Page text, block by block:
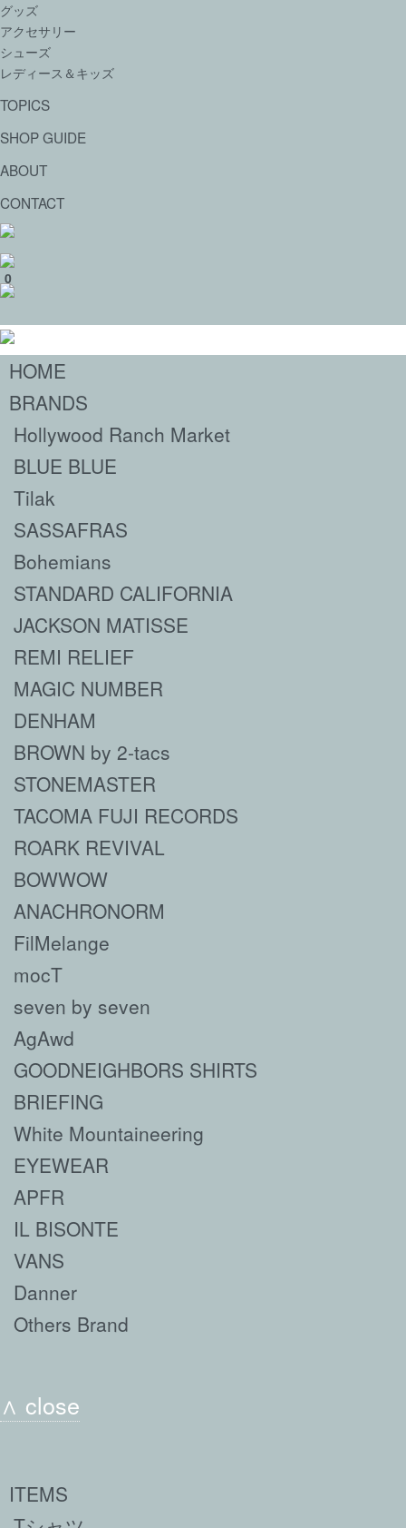
グッズ
アクセサリー
シューズ
レディース＆キッズ
TOPICS
SHOP GUIDE
ABOUT
CONTACT
0
HOME
BRANDS
Hollywood Ranch Market
BLUE BLUE
Tilak
SASSAFRAS
Bohemians
STANDARD CALIFORNIA
JACKSON MATISSE
REMI RELIEF
MAGIC NUMBER
DENHAM
BROWN by 2-tacs
STONEMASTER
TACOMA FUJI RECORDS
ROARK REVIVAL
BOWWOW
ANACHRONORM
FilMelange
mocT
seven by seven
AgAwd
GOODNEIGHBORS SHIRTS
BRIEFING
White Mountaineering
EYEWEAR
APFR
IL BISONTE
VANS
Danner
Others Brand
∧ close
ITEMS